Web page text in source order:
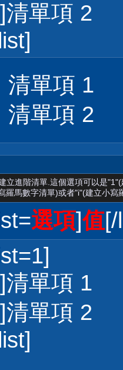
清單項 2
清單項 1
清單項 2
立進階清單.這個選項可以是
羅馬數字清單)或者"i"(建立小寫
選項]值
清單項 1
清單項 2